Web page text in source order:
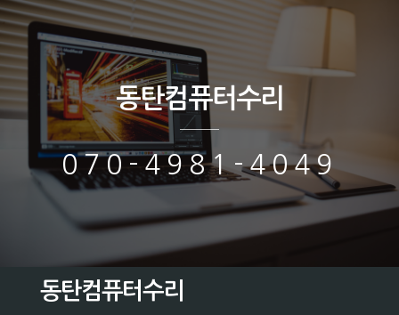
동탄컴퓨터수리
070-4981-4049
동탄컴퓨터수리